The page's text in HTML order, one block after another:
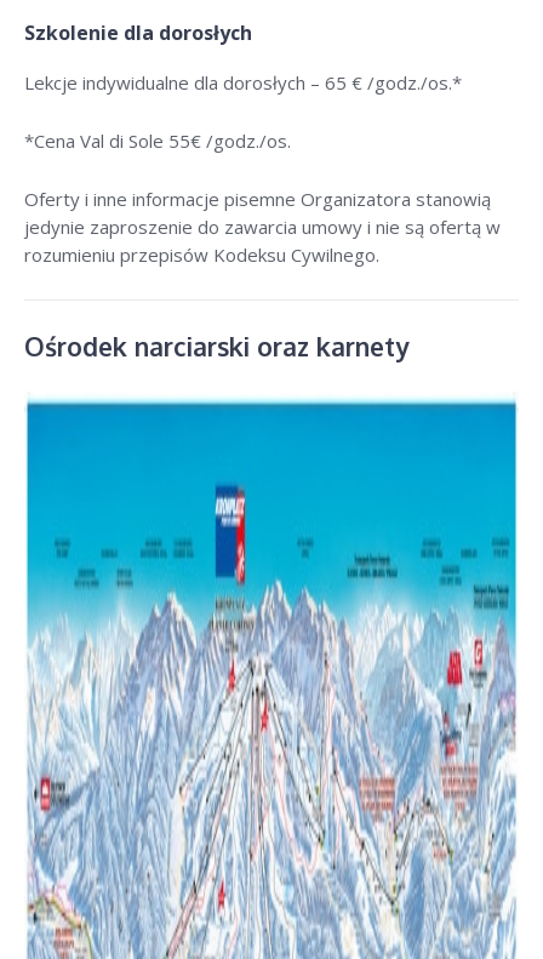
Szkolenie dla dorosłych
Lekcje indywidualne dla dorosłych – 65 € /godz./os.*
*Cena Val di Sole 55€ /godz./os.
Oferty i inne informacje pisemne Organizatora stanowią
jedynie zaproszenie do zawarcia umowy i nie są ofertą w
rozumieniu przepisów Kodeksu Cywilnego.
Ośrodek narciarski oraz karnety